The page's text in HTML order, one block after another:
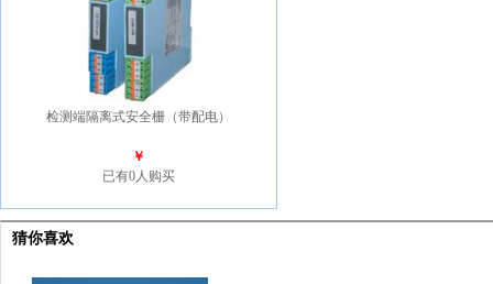
检测端隔离式安全栅（带配电）
￥
已有0人购买
猜你喜欢